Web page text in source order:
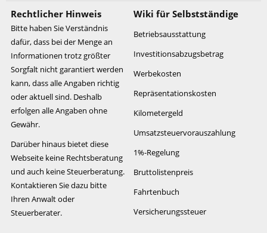
Rechtlicher Hinweis
Bitte haben Sie Verständnis
dafür, dass bei der Menge an
Informationen trotz größter
Sorgfalt nicht garantiert werden
kann, dass alle Angaben richtig
oder aktuell sind. Deshalb
erfolgen alle Angaben ohne
Gewähr.
Darüber hinaus bietet diese
Webseite keine Rechtsberatung
und auch keine Steuerberatung.
Kontaktieren Sie dazu bitte
Ihren Anwalt oder
Steuerberater.
Wiki für Selbstständige
Betriebsausstattung
Investitionsabzugsbetrag
Werbekosten
Repräsentationskosten
Kilometergeld
Umsatzsteuervorauszahlung
1%-Regelung
Bruttolistenpreis
Fahrtenbuch
Versicherungssteuer